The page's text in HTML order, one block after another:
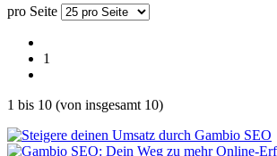
pro Seite
1
1 bis 10 (von insgesamt 10)